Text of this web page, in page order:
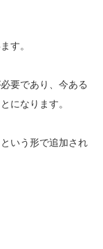
す。
要であり、今ある
になります。
いう形で追加され